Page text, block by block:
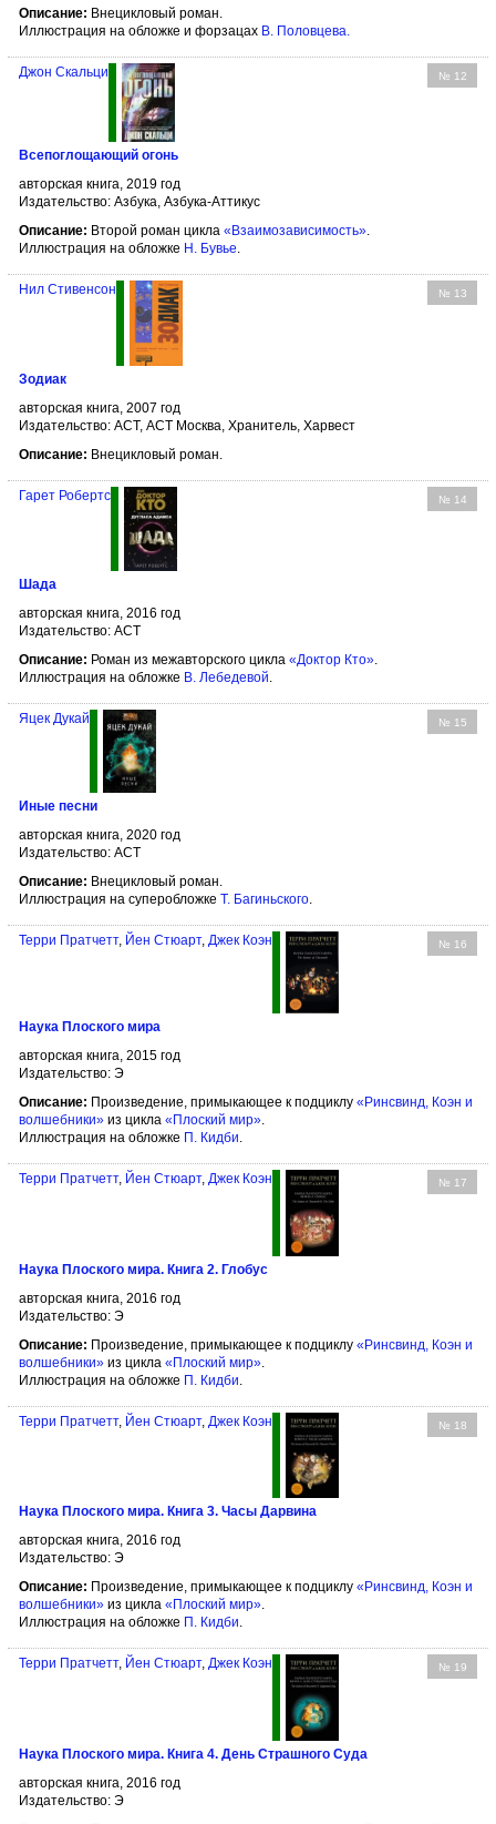
Описание: Внецикловый роман.
Иллюстрация на обложке и форзацах В. Половцева
№ 12
Джон Скальци
Всепоглощающий огонь
авторская книга, 2019 год
Издательство: Азбука, Азбука-Аттикус
Описание: Второй роман цикла «Взаимозависимость»
Иллюстрация на обложке Н. Бувье
№ 13
Нил Стивенсон
Зодиак
авторская книга, 2007 год
Издательство: АСТ, АСТ Москва, Хранитель, Харвест
Описание: Внецикловый роман.
№ 14
Гарет Робертс
Шада
авторская книга, 2016 год
Издательство: АСТ
Описание: Роман из межавторского цикла «Доктор Кто»
Иллюстрация на обложке В. Лебедевой
№ 15
Яцек Дукай
Иные песни
авторская книга, 2020 год
Издательство: АСТ
Описание: Внецикловый роман.
Иллюстрация на суперобложке Т. Багиньского
№ 16
Терри Пратчетт, Йен Стюарт, Джек Коэн
Наука Плоского мира
авторская книга, 2015 год
Издательство: Э
Описание: Произведение, примыкающее к подциклу «Ринсвинд, Коэн и
волшебники» из цикла «Плоский мир».
Иллюстрация на обложке П. Кидби.
№ 17
Терри Пратчетт, Йен Стюарт, Джек Коэн
Наука Плоского мира. Книга 2. Глобус
авторская книга, 2016 год
Издательство: Э
Описание: Произведение, примыкающее к подциклу «Ринсвинд, Коэн и
волшебники» из цикла «Плоский мир»
Иллюстрация на обложке П. Кидби
№ 18
Терри Пратчетт, Йен Стюарт, Джек Коэн
Наука Плоского мира. Книга 3. Часы Дарвина
авторская книга, 2016 год
Издательство: Э
Описание: Произведение, примыкающее к подциклу «Ринсвинд, Коэн и
волшебники» из цикла «Плоский мир».
Иллюстрация на обложке П. Кидби.
№ 19
Терри Пратчетт, Йен Стюарт, Джек Коэн
Наука Плоского мира. Книга 4. День Страшного Суда
авторская книга, 2016 год
Издательство: Э